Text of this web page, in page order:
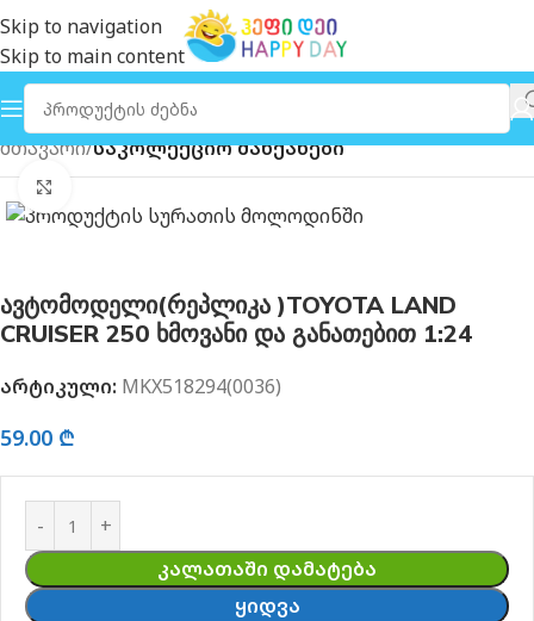
Skip to navigation
Skip to main content
მთავარი საკოლექციო მანქანები
ავტომოდელი(რეპლიკა )TOYOTA LAND
CRUISER 250 ხმოვანი და განათებით 1:24
არტიკული: MKX518294(0036)
59.00 ₾
ᲙᲐᲚᲐᲗᲐᲨᲘ ᲓᲐᲛᲐᲢᲔᲑᲐ
ᲧᲘᲓᲕᲐ